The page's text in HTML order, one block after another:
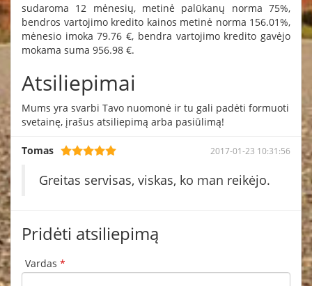
sudaroma 12 mėnesių, metinė palūkanų norma 75%,
bendros vartojimo kredito kainos metinė norma 156.01%,
mėnesio imoka 79.76 €, bendra vartojimo kredito gavėjo
mokama suma 956.98 €.
Atsiliepimai
Mums yra svarbi Tavo nuomonė ir tu gali padėti formuoti
svetainę, įrašus atsiliepimą arba pasiūlimą!
Tomas 2017-01-23 10:31:56
Greitas servisas, viskas, ko man reikėjo.
Pridėti atsiliepimą
Vardas *